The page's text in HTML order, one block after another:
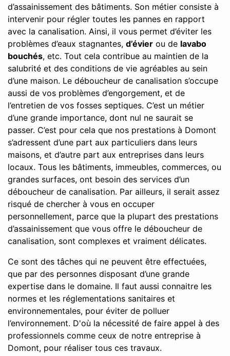
d’assainissement des bâtiments. Son métier consiste à
intervenir pour régler toutes les pannes en rapport
avec la canalisation. Ainsi, il vous permet d’éviter les
problèmes d’eaux stagnantes, d’évier ou de lavabo
bouchés, etc. Tout cela contribue au maintien de la
salubrité et des conditions de vie agréables au sein
d’une maison. Le déboucheur de canalisation s’occupe
aussi de vos problèmes d’engorgement, et de
l’entretien de vos fosses septiques. C’est un métier
d’une grande importance, dont nul ne saurait se
passer. C’est pour cela que nos prestations à Domont
s’adressent d’une part aux particuliers dans leurs
maisons, et d’autre part aux entreprises dans leurs
locaux. Tous les bâtiments, immeubles, commerces, ou
grandes surfaces, ont besoin des services d’un
déboucheur de canalisation. Par ailleurs, il serait assez
risqué de chercher à vous en occuper
personnellement, parce que la plupart des prestations
d’assainissement que vous offre le déboucheur de
canalisation, sont complexes et vraiment délicates.
Ce sont des tâches qui ne peuvent être effectuées,
que par des personnes disposant d’une grande
expertise dans le domaine. Il faut aussi connaitre les
normes et les réglementations sanitaires et
environnementales, pour éviter de polluer
l’environnement. D'où la nécessité de faire appel à des
professionnels comme ceux de notre entreprise à
Domont, pour réaliser tous ces travaux.